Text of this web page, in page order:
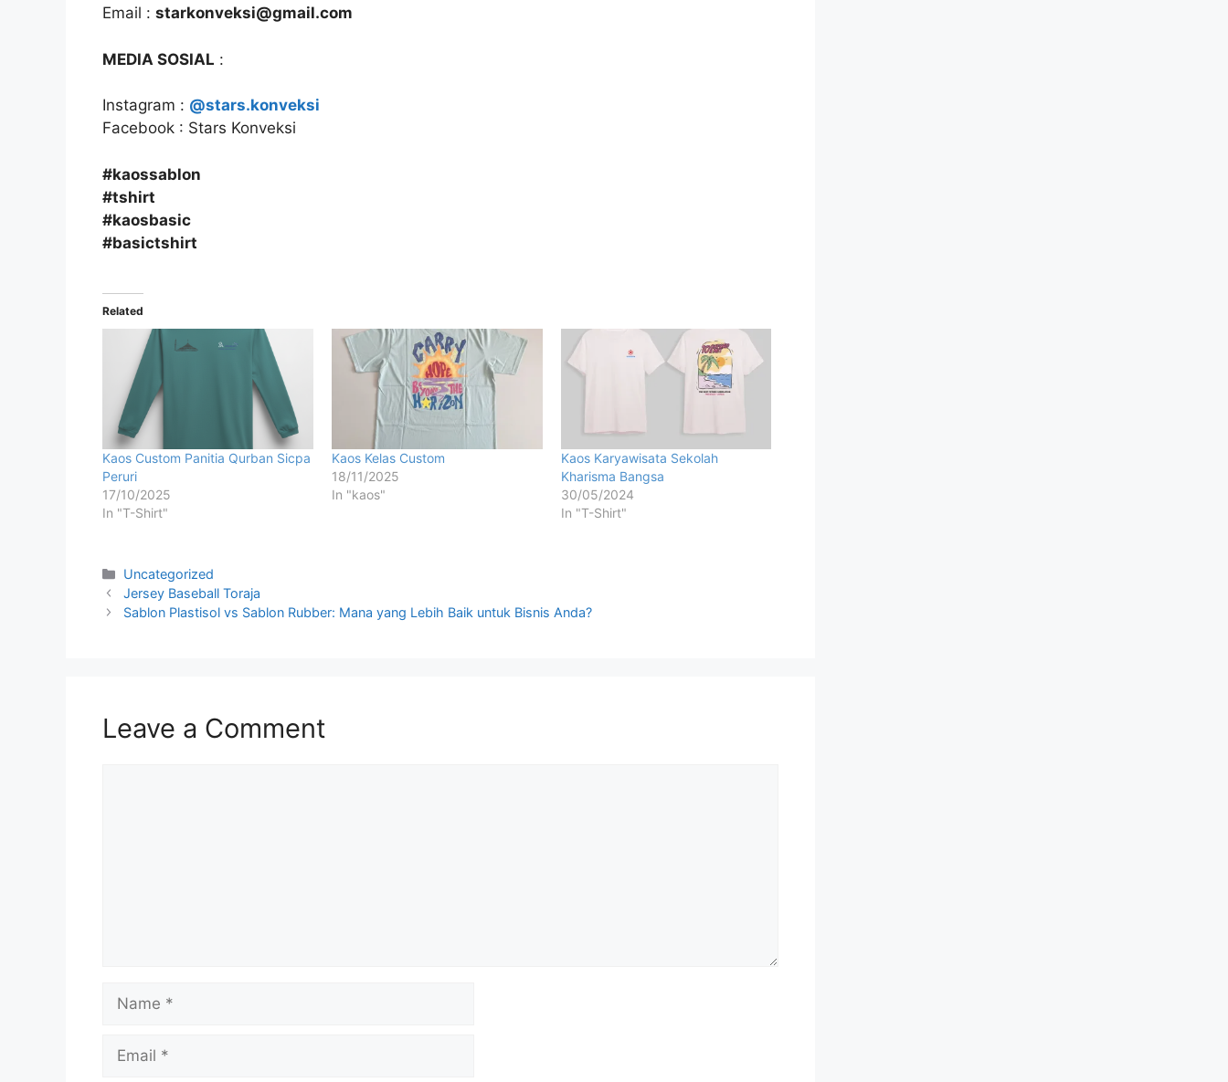
Email : starkonveksi@gmail.com
MEDIA SOSIAL :
Instagram : @stars.konveksi
Facebook : Stars Konveksi
#kaossablon
#tshirt
#kaosbasic
#basictshirt
Related
Kaos Custom Panitia Qurban Sicpa
Peruri
17/10/2025
In "T-Shirt"
Kaos Kelas Custom
18/11/2025
In "kaos"
Kaos Karyawisata Sekolah
Kharisma Bangsa
30/05/2024
In "T-Shirt"
Uncategorized
Jersey Baseball Toraja
Sablon Plastisol vs Sablon Rubber: Mana yang Lebih Baik untuk Bisnis Anda?
Leave a Comment